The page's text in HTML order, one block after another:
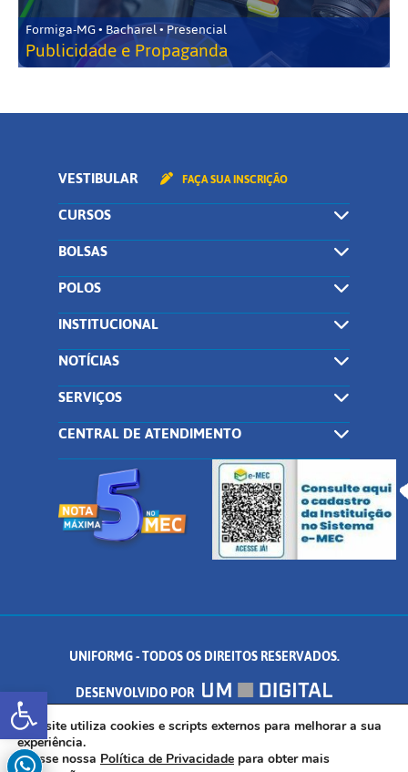
Abrir a barra de ferramentas
Formiga-MG • Bacharel • Presencial
Publicidade e Propaganda
VESTIBULAR FAÇA SUA INSCRIÇÃO
CURSOS
BOLSAS
POLOS
INSTITUCIONAL
NOTÍCIAS
SERVIÇOS
CENTRAL DE ATENDIMENTO
UNIFORMG - TODOS OS DIREITOS RESERVADOS.
DESENVOLVIDO POR
AV. DR. ARNALDO DE SENNA, 328 - PALMEIRAS, FORMIGA/MG - CEP:
35.574.530
Este site utiliza cookies e scripts externos para melhorar a sua
experiência.
Acesse nossa Política de Privacidade para obter mais